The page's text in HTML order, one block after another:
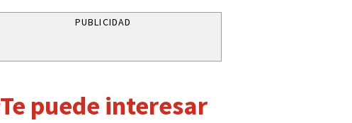
PUBLICIDAD
Te puede interesar